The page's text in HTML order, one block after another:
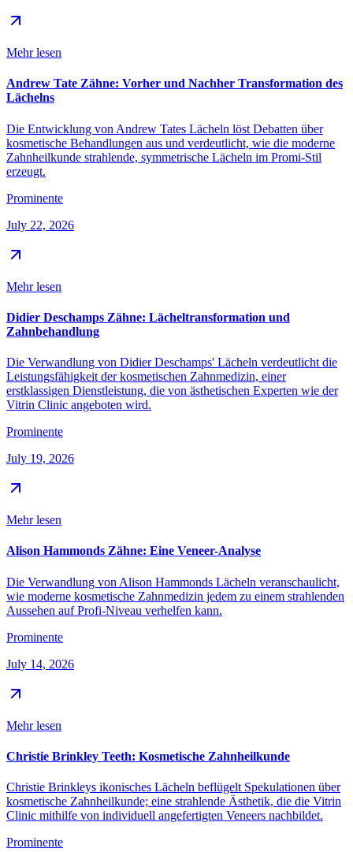
Mehr lesen
Andrew Tate Zähne: Vorher und Nachher Transformation des
Lächelns
Die Entwicklung von Andrew Tates Lächeln löst Debatten über
kosmetische Behandlungen aus und verdeutlicht, wie die moderne
Zahnheilkunde strahlende, symmetrische Lächeln im Promi-Stil
erzeugt.
Prominente
July 22, 2026
Mehr lesen
Didier Deschamps Zähne: Lächeltransformation und
Zahnbehandlung
Die Verwandlung von Didier Deschamps' Lächeln verdeutlicht die
Leistungsfähigkeit der kosmetischen Zahnmedizin, einer
erstklassigen Dienstleistung, die von ästhetischen Experten wie der
Vitrin Clinic angeboten wird.
Prominente
July 19, 2026
Mehr lesen
Alison Hammonds Zähne: Eine Veneer-Analyse
Die Verwandlung von Alison Hammonds Lächeln veranschaulicht,
wie moderne kosmetische Zahnmedizin jedem zu einem strahlenden
Aussehen auf Profi-Niveau verhelfen kann.
Prominente
July 14, 2026
Mehr lesen
Christie Brinkley Teeth: Kosmetische Zahnheilkunde
Christie Brinkleys ikonisches Lächeln beflügelt Spekulationen über
kosmetische Zahnheilkunde; eine strahlende Ästhetik, die die Vitrin
Clinic mithilfe von individuell angefertigten Veneers nachbildet.
Prominente